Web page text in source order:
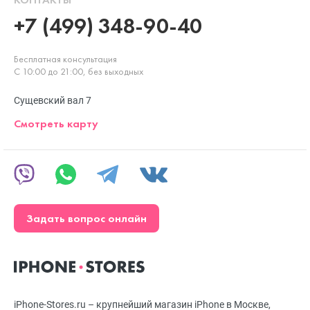
iPhone-Stores.ru – крупнейший магазин iPhone в Москве,
+7 (499) 348-90-40
Бесплатная консультация
С 10:00 до 21:00, без выходных
Сущевский вал 7
Смотреть карту
Задать вопрос онлайн